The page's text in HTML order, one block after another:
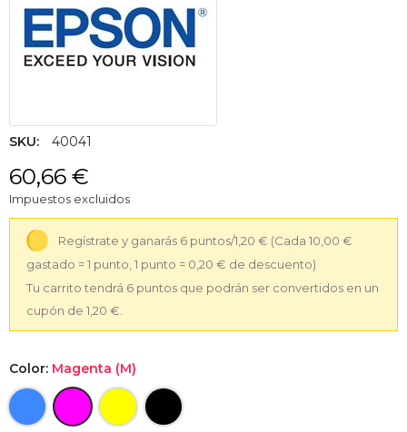
SKU: 40041
60,66 €
Impuestos excluidos
Regístrate y ganarás 6 puntos/1,20 € (Cada 10,00 €
gastado = 1 punto, 1 punto = 0,20 € de descuento)
Tu carrito tendrá 6 puntos que podrán ser convertidos en un
cupón de 1,20 €.
Color: Magenta (M)